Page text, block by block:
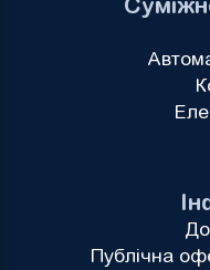
Публічна